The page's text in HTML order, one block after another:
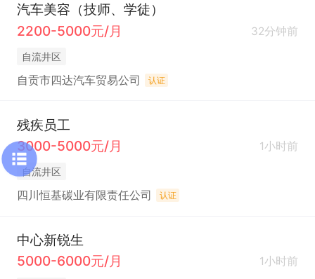
汽车美容（技师、学徒）
2200-5000元/月
32分钟前
自流井区
自贡市四达汽车贸易公司 认证
残疾员工
3000-5000元/月
1小时前
自流井区
四川恒基碳业有限责任公司 认证
中心新锐生
5000-6000元/月
1小时前